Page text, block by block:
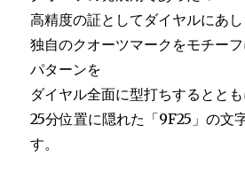
高精度の証としてダイヤルにあ
独自のクオーツマークをモチー
パターンを
ダイヤル全面に型打ちするととも
25分位置に隠れた「9F25」の文
す。